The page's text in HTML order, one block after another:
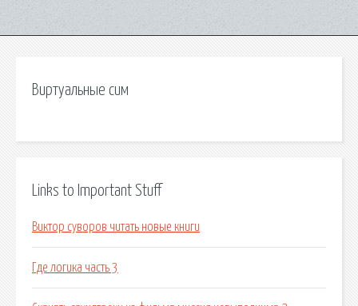
Виртуальные сим
Links to Important Stuff
Виктор суворов читать новые книги
Где логика часть 3